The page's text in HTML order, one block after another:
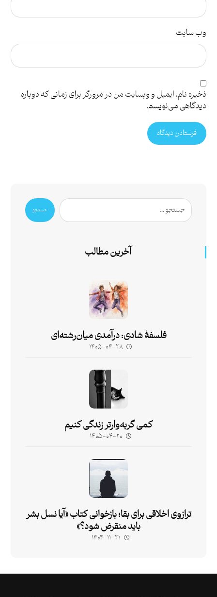
وب‌ سایت
ذخیره نام، ایمیل و وبسایت من در مرورگر برای زمانی که دوباره
دیدگاهی می‌نویسم.
فرستادن دیدگاه
جستجو
آخرین مطالب
فلسفۀ شادی: درآمدی میان‌رشته‌ای
۱۴۰۵-۰۴-۲۸
کمی گربه‌وارتر زندگی کنیم
۱۴۰۵-۰۴-۲۰
ترازوی اخلاقی برای بقا؛ بازخوانی کتاب «آیا نسل بشر
باید منقرض شود؟»
۱۴۰۴-۱۱-۲۱